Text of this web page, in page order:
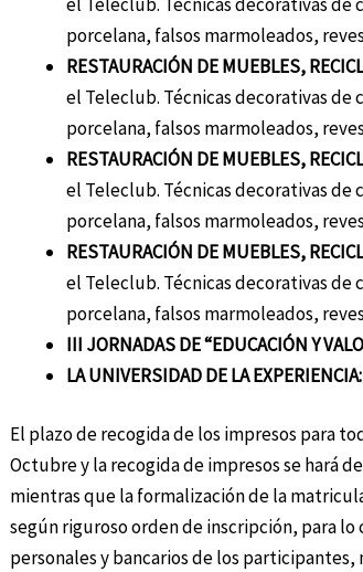
porcelana, falsos marmoleados,
RESTAURACIÓN DE MUEBLES,
el Teleclub. Técnicas decorativas de
porcelana, falsos marmoleados,
RESTAURACIÓN DE MUEBLES,
el Teleclub. Técnicas decorativas de
porcelana, falsos marmoleados,
RESTAURACIÓN DE MUEBLES,
el Teleclub. Técnicas decorativas de
porcelana, falsos marmoleados,
III JORNADAS DE “EDUCACIÓN Y
LA UNIVERSIDAD DE LA
El plazo de recogida de los impresos para
Octubre y la recogida de impresos se hará de
mientras que la formalización de la matricula
según riguroso orden de inscripción, para
personales y bancarios de los